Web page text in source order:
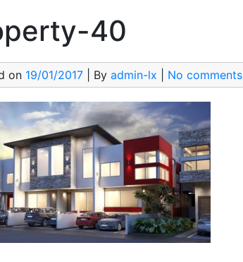
40
on 19/01/2017 | By admin-lx No comments